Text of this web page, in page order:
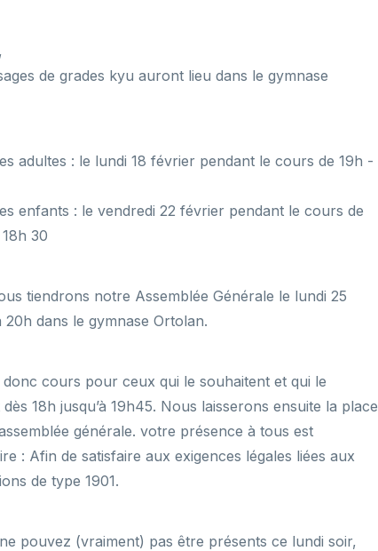
de grades kyu auront lieu dans le gymnase
adultes : le lundi 18 février pendant le cours de 19h -
enfants : le vendredi 22 février pendant le cours de
30
tiendrons notre Assemblée Générale le lundi 25
dans le gymnase Ortolan.
cours pour ceux qui le souhaitent et qui le
18h jusqu’à 19h45. Nous laisserons ensuite la place
générale. votre présence à tous est
: Afin de satisfaire aux exigences légales liées aux
de type 1901.
pouvez (vraiment) pas être présents ce lundi soir,